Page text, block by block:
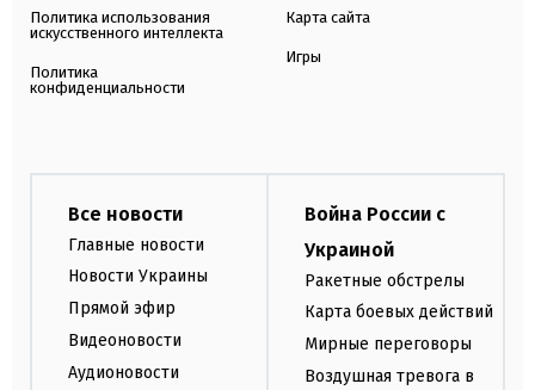
Политика использования
искусственного интеллекта
Политика
конфиденциальности
Карта сайта
Игры
Все новости
Главные новости
Новости Украины
Прямой эфир
Видеоновости
Аудионовости
Война России с
Украиной
Ракетные обстрелы
Карта боевых действий
Мирные переговоры
Воздушная тревога в